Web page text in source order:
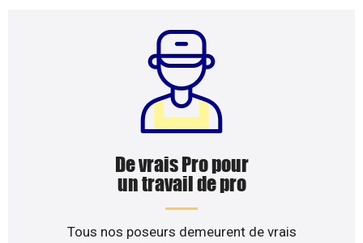
De vrais Pro pour
un travail de pro
Tous nos poseurs demeurent de vrais